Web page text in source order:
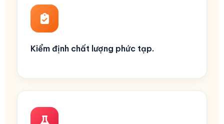
Kiểm định chất lượng phức tạp.